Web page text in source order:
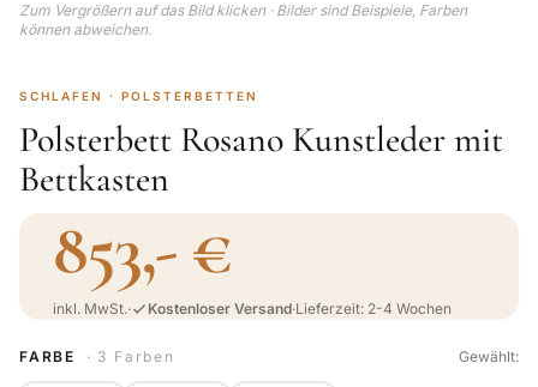
Zum Vergrößern auf das Bild klicken · Bilder sind Beispiele, Farben
können abweichen.
SCHLAFEN · POLSTERBETTEN
Polsterbett Rosano Kunstleder mit
Bettkasten
853,- €
inkl. MwSt.· Kostenloser Versand·Lieferzeit: 2-4 Wochen
FARBE · 3 Farben Gewählt: